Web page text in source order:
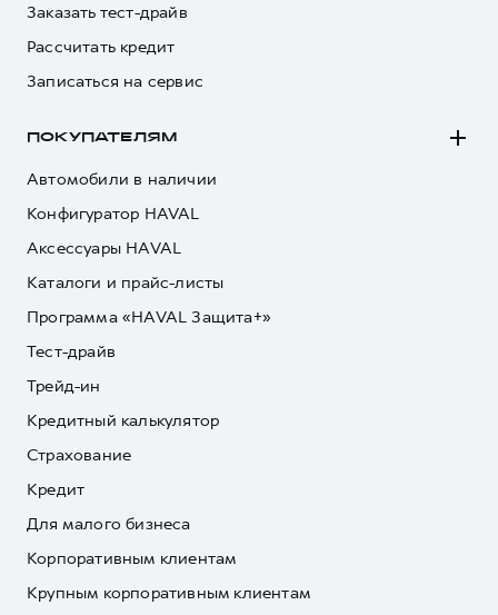
Заказать тест-драйв
Рассчитать кредит
Записаться на сервис
ПОКУПАТЕЛЯМ
Автомобили в наличии
Конфигуратор HAVAL
Аксессуары HAVAL
Каталоги и прайс-листы
Программа «HAVAL Защита+»
Тест-драйв
Трейд-ин
Кредитный калькулятор
Страхование
Кредит
Для малого бизнеса
Корпоративным клиентам
Крупным корпоративным клиентам